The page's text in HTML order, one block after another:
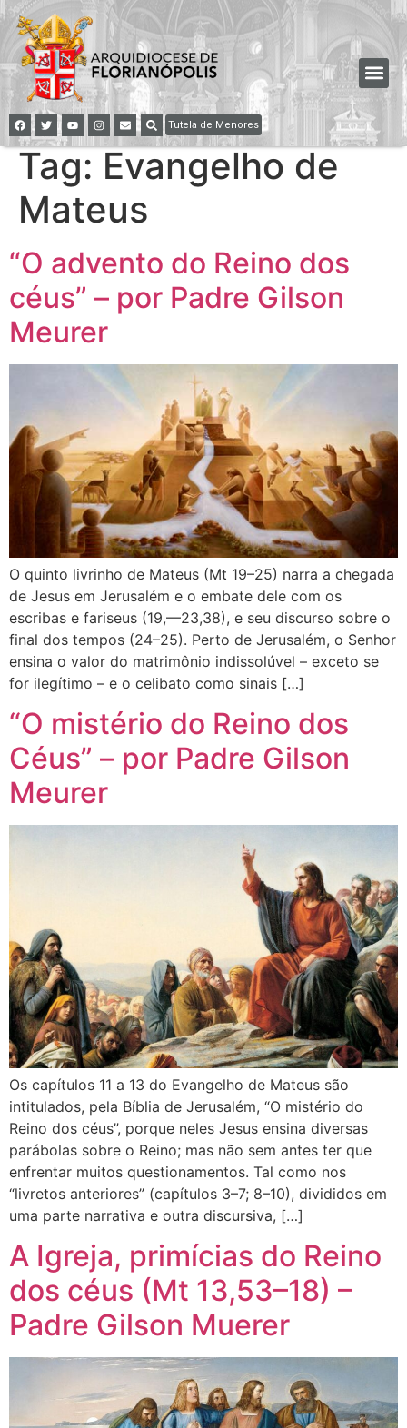
Tutela de Menores
Tag: Evangelho de
Mateus
“O advento do Reino dos
céus” – por Padre Gilson
Meurer
O quinto livrinho de Mateus (Mt 19–25) narra a chegada
de Jesus em Jerusalém e o embate dele com os
escribas e fariseus (19,—23,38), e seu discurso sobre o
final dos tempos (24–25). Perto de Jerusalém, o Senhor
ensina o valor do matrimônio indissolúvel – exceto se
for ilegítimo – e o celibato como sinais […]
“O mistério do Reino dos
Céus” – por Padre Gilson
Meurer
Os capítulos 11 a 13 do Evangelho de Mateus são
intitulados, pela Bíblia de Jerusalém, “O mistério do
Reino dos céus”, porque neles Jesus ensina diversas
parábolas sobre o Reino; mas não sem antes ter que
enfrentar muitos questionamentos. Tal como nos
“livretos anteriores” (capítulos 3–7; 8–10), divididos em
uma parte narrativa e outra discursiva, […]
A Igreja, primícias do Reino
dos céus (Mt 13,53–18) –
Padre Gilson Muerer